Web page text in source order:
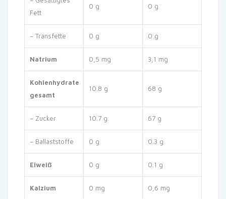
Fett
0 g 0 g
– Transfette 0 g 0 g
Natrium 0,5 mg 3,1 mg
Kohlenhydrate
gesamt
10.8 g 68 g
– Zucker 10.7 g 67 g
– Ballaststoffe 0 g 0.3 g
Eiweiß 0 g 0.1 g
Kalzium 0 mg 0,6 mg